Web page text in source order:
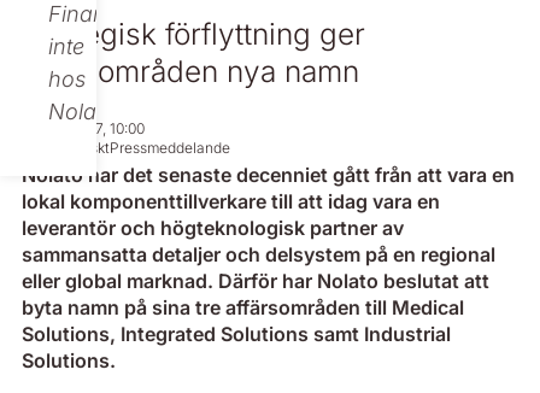
Finance,
inte
hos
Nolato.
Strategisk förflyttning ger
affärsområden nya namn
Apr 20, 2017, 10:00
RegulatorisktPressmeddelande
Nolato har det senaste decenniet gått från att vara en
lokal komponenttillverkare till att idag vara en
leverantör och högteknologisk partner av
sammansatta detaljer och delsystem på en regional
eller global marknad. Därför har Nolato beslutat att
byta namn på sina tre affärsområden till Medical
Solutions, Integrated Solutions samt Industrial
Solutions.